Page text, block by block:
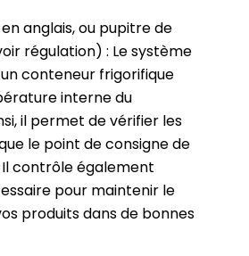
en anglais, ou pupitre de
régulation) : Le système
conteneur frigorifique
interne du
il permet de vérifier les
le point de consigne de
contrôle également
pour maintenir le
produits dans de bonnes